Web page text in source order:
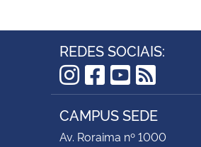
REDES SOCIAIS:
Instagram
Facebook
YouTube
RSS
CAMPUS SEDE
Av. Roraima nº 1000